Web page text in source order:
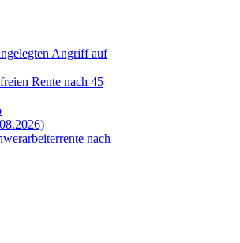
Angriff auf
Rente nach 45
nach